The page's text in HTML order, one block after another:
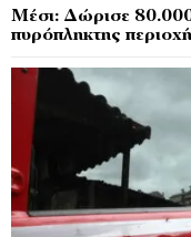
Μέσι: Δώρισε
πυρόπληκτης